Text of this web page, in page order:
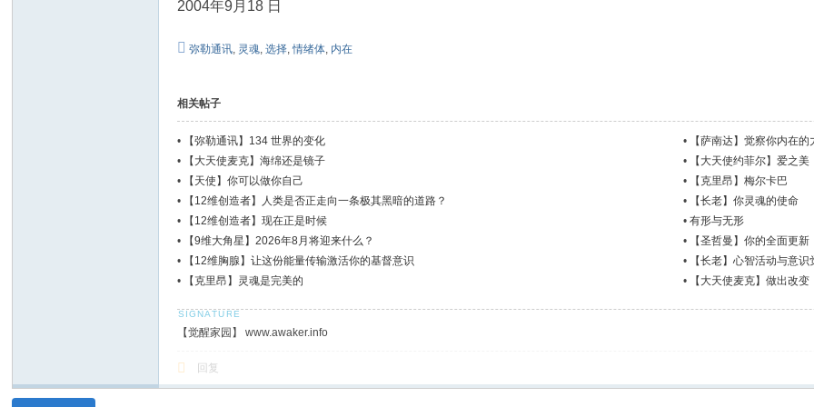
2004年9月18 日
弥勒通讯, 灵魂,选择,情绪体, 内在
相关帖子
• 【弥勒通讯】134 世界的变化 •
【萨南达】觉察你内在的
•
【大天使麦克】海绵还是镜子 •
【大天使约菲尔】爱之美
•
【天使】你可以做你自己 •
【克里昂】梅尔卡巴
•
【12维创造者】人类是否正走向一条极其黑暗的道路？ •
【长老】你灵魂的使命
•
【12维创造者】现在正是时候 •有形与无形
•
【9维大角星】2026年8月将迎来什么？ •
【圣哲曼】你的全面更新
•
【12维胸腺】让这份能量传输激活你的基督意识 •
【长老】心智活动与意识
•
【克里昂】灵魂是完美的 • 【大天使麦克】做出改变
【觉醒家园】 www.awaker.info
回复